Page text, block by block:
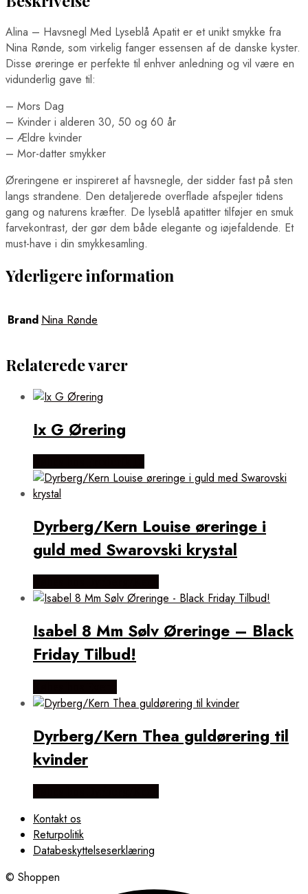
Alina – Havsnegl Med Lyseblå Apatit er et unikt smykke fra
Nina Rønde, som virkelig fanger essensen af de danske kyster.
Disse øreringe er perfekte til enhver anledning og vil være en
vidunderlig gave til:
– Mors Dag
– Kvinder i alderen 30, 50 og 60 år
– Ældre kvinder
– Mor-datter smykker
Øreringene er inspireret af havsnegle, der sidder fast på sten
langs strandene. Den detaljerede overflade afspejler tidens
gang og naturens kræfter. De lyseblå apatitter tilføjer en smuk
farvekontrast, der gør dem både elegante og iøjefaldende. Et
must-have i din smykkesamling.
Yderligere information
Brand Nina Rønde
Relaterede varer
Ix G Ørering
Dyrberg/Kern Louise øreringe i
guld med Swarovski krystal
Isabel 8 Mm Sølv Øreringe – Black
Friday Tilbud!
Dyrberg/Kern Thea guldørering til
kvinder
Kontakt os
Returpolitik
Databeskyttelseserklæring
© Shoppen